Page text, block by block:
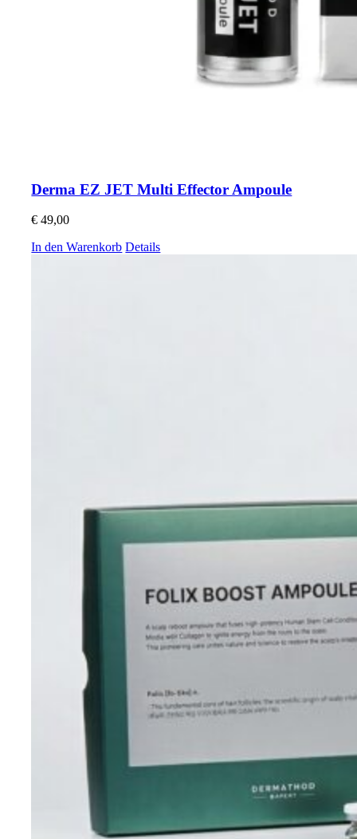
Derma EZ JET Multi Effector Ampoule
€ 49,00
In den Warenkorb Details